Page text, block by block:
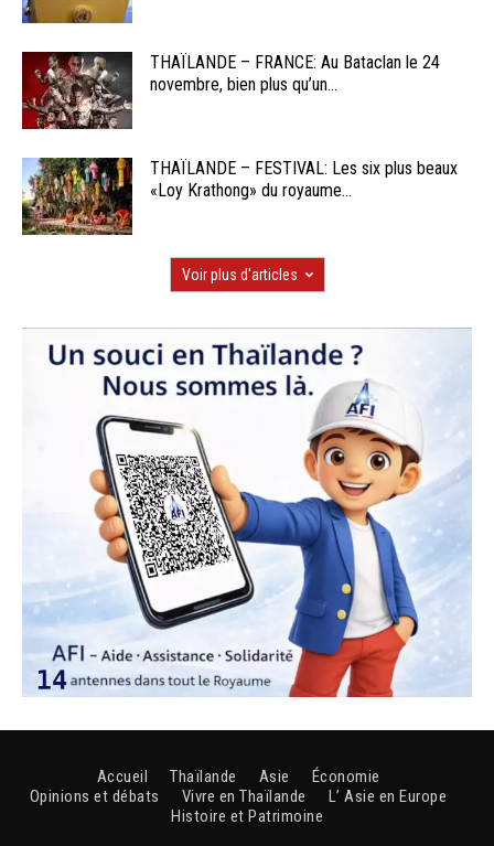
THAÏLANDE – FRANCE: Au Bataclan le 24
novembre, bien plus qu’un...
THAÏLANDE – FESTIVAL: Les six plus beaux
«Loy Krathong» du royaume...
Voir plus d'articles
Accueil Thaïlande Asie
Économie
Opinions et débats
Vivre en Thaïlande
L’ Asie en Europe
Histoire et Patrimoine